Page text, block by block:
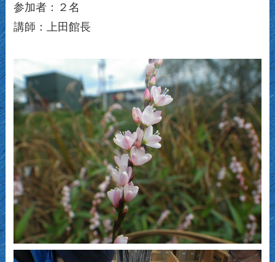
参加者：２名
講師：上田館長